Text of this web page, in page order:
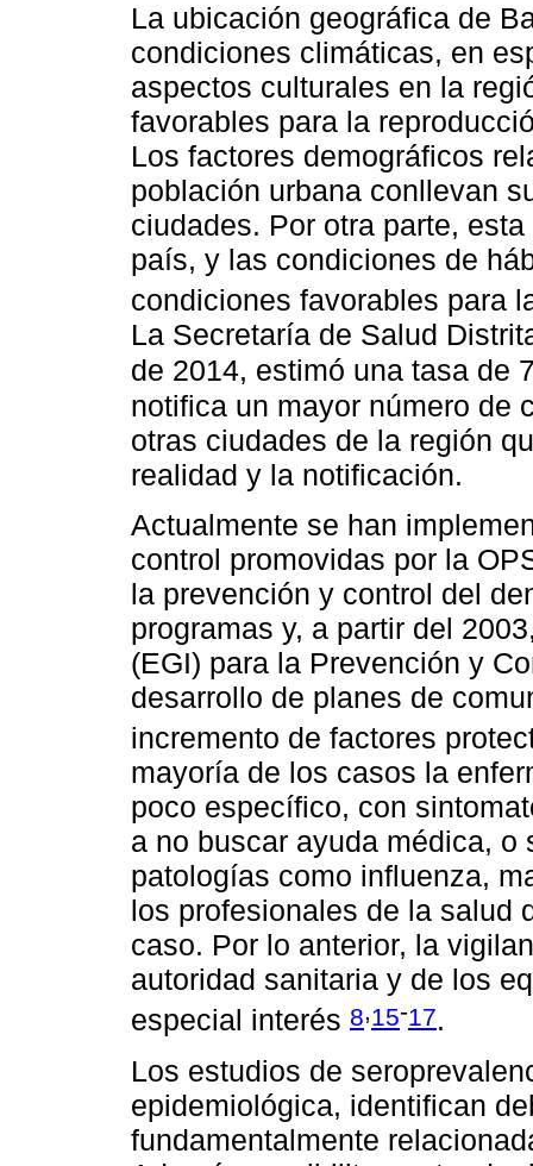
La ubicación geográfica de
condiciones climáticas, en
aspectos culturales en la
favorables para la
Los factores demográficos
población urbana conllevan
ciudades. Por otra parte,
país, y las condiciones de
condiciones favorables para
La Secretaría de Salud
de 2014, estimó una tasa de
notifica un mayor número de
otras ciudades de la región
realidad y la notificación.
Actualmente se han
control promovidas por la
la prevención y control del
programas y, a partir del
(EGI) para la Prevención y
desarrollo de planes de
incremento de factores
mayoría de los casos la
poco específico, con
a no buscar ayuda médica, o
patologías como influenza,
los profesionales de la salud
caso. Por lo anterior, la
autoridad sanitaria y de los
especial interés 8,15-17.
Los estudios de
epidemiológica, identifican
fundamentalmente